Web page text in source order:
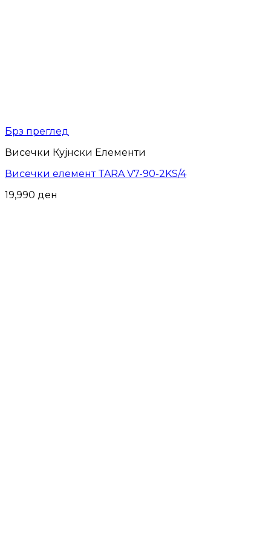
Брз преглед
Висечки Кујнски Елементи
Висечки елемент TARA V7-90-2KS/4
19,990 ден